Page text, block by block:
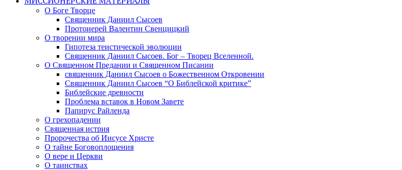
О Боге Творце
Священник Даниил Сысоев
Протоиерей Валентин Свенцицкий
О творении мира
Гипотеза теистической эволюции
Священник Даниил Сысоев. Бог – Творец Вселенной.
О Священном Предании и Священном Писании
священник Даниил Сысоев о Божественном Откровении
Священник Даниил Сысоев “О Библейской критике”
Библейские древности
Проблема вставок в Новом Завете
Папирус Райленда
О грехопадении
Священная истрия
Пророчества об Иисусе Христе
О тайне Боговоплощения
О вере и Церкви
О таинствах